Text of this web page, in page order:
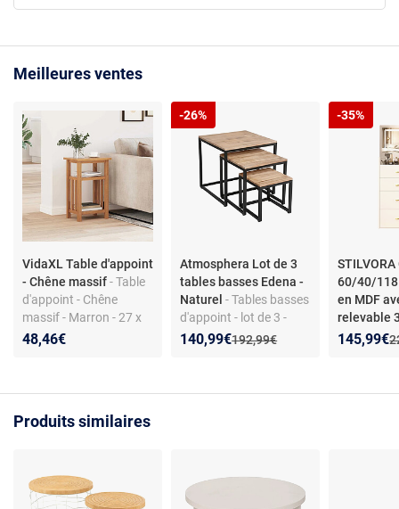
Meilleures ventes
VidaXL Table d'appoint
- Chêne massif- Table
d'appoint - Chêne
massif - Marron - 27 x
35 x 55 cm
48,46€
Atmosphera Lot de 3
tables basses Edena -
Naturel- Tables basses
d'appoint - lot de 3 -
forme carrée - bois et
Ancien prix :
192,99€
Nouveau prix :
140,99€
Réduction de :
-26%
60/40/
en MDF
relevable
Nouveau
145,99€
-35%
Produits similaires